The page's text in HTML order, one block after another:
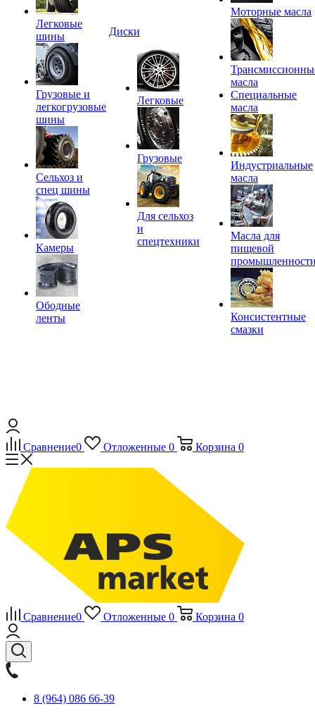
Легковые
шины
Грузовые и
легкогрузовые
шины
Сельхоз и
спец шины
Камеры
Ободные
ленты
Диски
Легковые
Грузовые
Для сельхоз
и
спецтехники
Моторные масла
масла
Специальные
масла
Индустриальные
масла
Масла для
пищевой
Консистентные
смазки
Сравнение0 Отложенные 0 Корзина 0
Сравнение0 Отложенные 0 Корзина 0
8 (964) 086 66-39